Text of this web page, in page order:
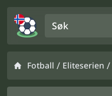
Fotball / Eliteserien /